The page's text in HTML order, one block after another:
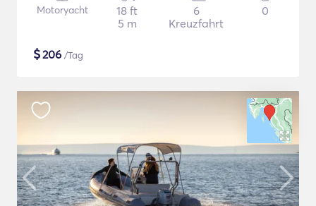
Motoryacht
18 ft
5 m
6
Kreuzfahrt
0
$206 /Tag